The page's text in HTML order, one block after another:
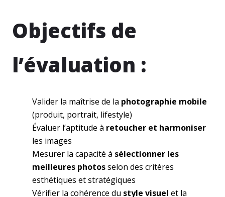
Objectifs de
l’évaluation :
Valider la maîtrise de la photographie mobile
(produit, portrait, lifestyle)
Évaluer l’aptitude à retoucher et harmoniser
les images
Mesurer la capacité à sélectionner les
meilleures photosselon des critères
esthétiques et stratégiques
Vérifier la cohérence du style visuel et la